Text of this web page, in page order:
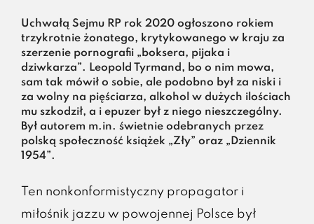
Uchwałą Sejmu RP rok 2020 ogłoszono rokiem
trzykrotnie żonatego, krytykowanego w kraju za
szerzenie pornografii „boksera, pijaka i
dziwkarza”. Leopold Tyrmand, bo o nim mowa,
sam tak mówił o sobie, ale podobno był za niski i
za wolny na pięściarza, alkohol w dużych ilościach
mu szkodził, a i epuzer był z niego nieszczególny.
Był autorem m.in. świetnie odebranych przez
polską społeczność książek „Zły” oraz „Dziennik
1954”.
Ten nonkonformistyczny propagator i
miłośnik jazzu w powojennej Polsce był